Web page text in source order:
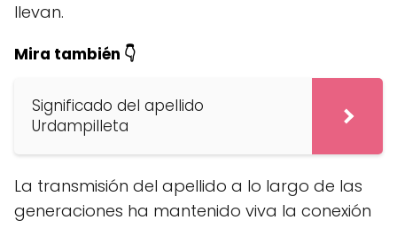
llevan.
Mira también 👇
Significado del apellido
Urdampilleta
La transmisión del apellido a lo largo de las
generaciones ha mantenido viva la conexión